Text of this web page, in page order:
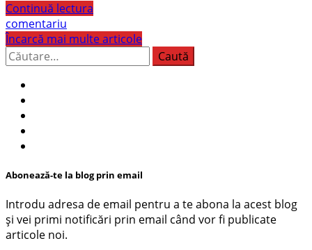
Continuă lectura
comentariu
Încarcă mai multe articole
Caută
după:
Abonează-te la blog prin email
Introdu adresa de email pentru a te abona la acest blog
și vei primi notificări prin email când vor fi publicate
articole noi.